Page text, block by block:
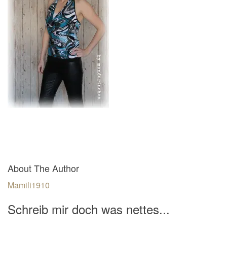
About The Author
Mamili1910
Schreib mir doch was nettes...